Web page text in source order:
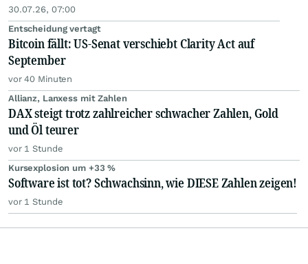
30.07.26, 07:00
Entscheidung vertagt
Bitcoin fällt: US-Senat verschiebt Clarity Act auf
September
vor 40 Minuten
Allianz, Lanxess mit Zahlen
DAX steigt trotz zahlreicher schwacher Zahlen, Gold
und Öl teurer
vor 1 Stunde
Kursexplosion um +33 %
Software ist tot? Schwachsinn, wie DIESE Zahlen zeigen!
vor 1 Stunde